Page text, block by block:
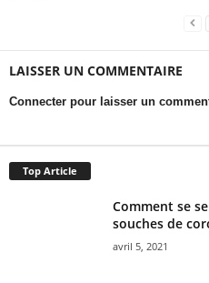
LAISSER UN COMMENTAIRE
Connecter pour laisser un
Top Article
Comment se
souches de
avril 5, 2021